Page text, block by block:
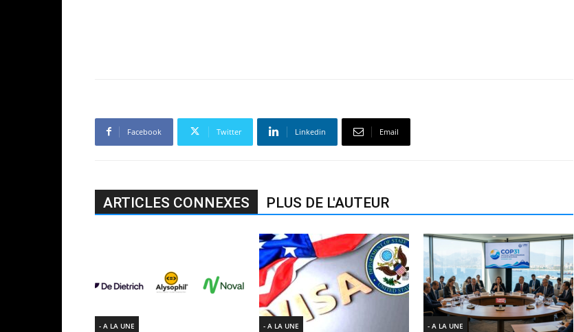
Facebook Twitter Linkedin Email
ARTICLES CONNEXES PLUS DE L'AUTEUR
- A LA UNE - A LA UNE - A LA UNE